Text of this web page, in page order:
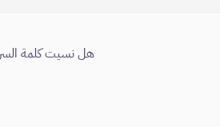
هل نسيت كلمة